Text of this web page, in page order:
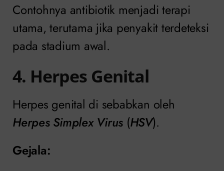
Contohnya antibiotik menjadi terapi
utama, terutama jika penyakit terdeteksi
pada stadium awal.
4. Herpes Genital
Herpes genital di sebabkan oleh
Herpes Simplex Virus (HSV).
Gejala: